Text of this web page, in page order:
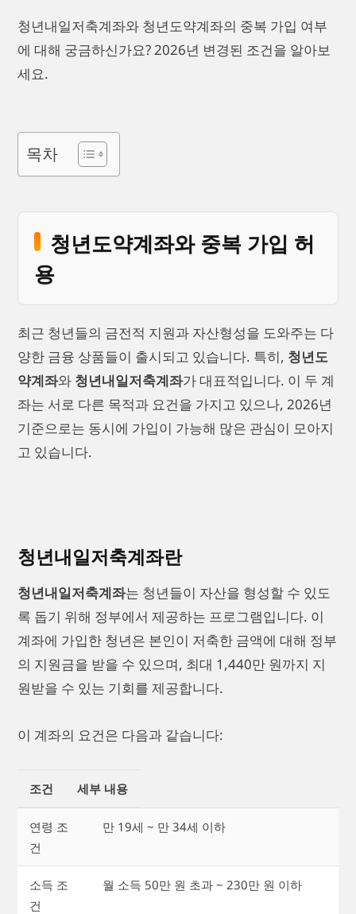
청년내일저축계좌와 청년도약계좌의 중복 가입 여부
에 대해 궁금하신가요? 2026년 변경된 조건을 알아보
세요.
목차
청년도약계좌와 중복 가입 허
용
최근 청년들의 금전적 지원과 자산형성을 도와주는 다
양한 금융 상품들이 출시되고 있습니다. 특히, 청년도
약계좌와 청년내일저축계좌가 대표적입니다. 이 두 계
좌는 서로 다른 목적과 요건을 가지고 있으나, 2026년
기준으로는 동시에 가입이 가능해 많은 관심이 모아지
고 있습니다.
청년내일저축계좌란
청년내일저축계좌는 청년들이 자산을 형성할 수 있도
록 돕기 위해 정부에서 제공하는 프로그램입니다. 이
계좌에 가입한 청년은 본인이 저축한 금액에 대해 정부
의 지원금을 받을 수 있으며, 최대 1,440만 원까지 지
원받을 수 있는 기회를 제공합니다.
이 계좌의 요건은 다음과 같습니다:
조건 세부 내용
연령 조
건
만 19세 ~ 만 34세 이하
소득 조
건
월 소득 50만 원 초과 ~ 230만 원 이하